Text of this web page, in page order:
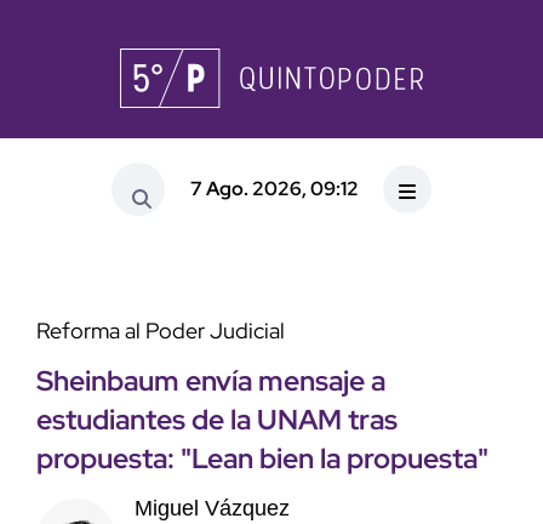
7 Ago. 2026, 09:12
Reforma al Poder Judicial
Sheinbaum envía mensaje a
estudiantes de la UNAM tras
propuesta: "Lean bien la propuesta"
Miguel Vázquez